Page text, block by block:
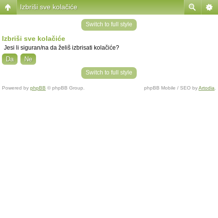
Izbriši sve kolačiće
Switch to full style
Izbriši sve kolačiće
Jesi li siguran/na da želiš izbrisati kolačiće?
Switch to full style
Powered by phpBB © phpBB Group. phpBB Mobile / SEO byArtodia